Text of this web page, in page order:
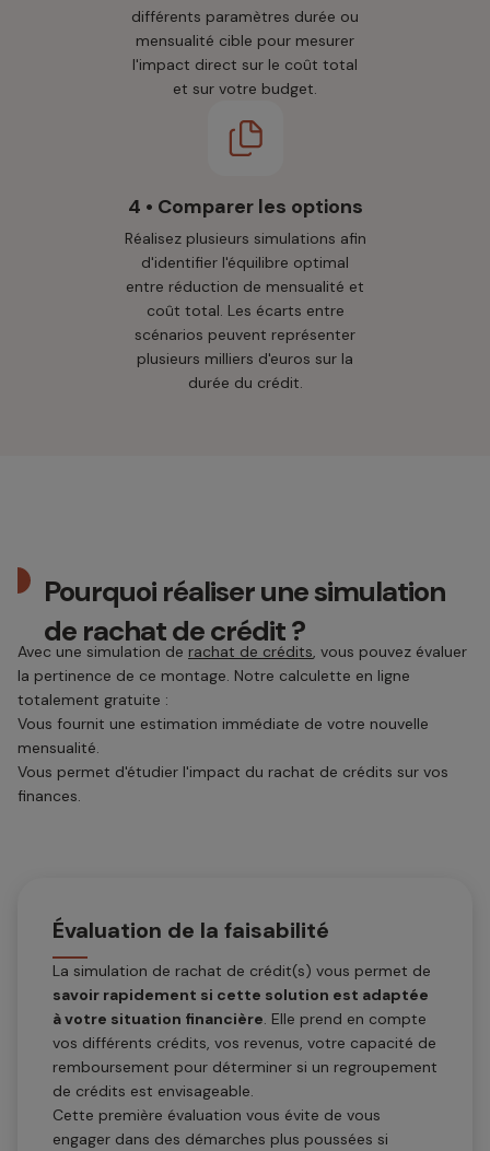
différents paramètres durée ou
mensualité cible pour mesurer
l'impact direct sur le coût total
et sur votre budget.
4 • Comparer les options
Réalisez plusieurs simulations afin
d'identifier l'équilibre optimal
entre réduction de mensualité et
coût total. Les écarts entre
scénarios peuvent représenter
plusieurs milliers d'euros sur la
durée du crédit.
Pourquoi réaliser une simulation
de rachat de crédit ?
Avec une simulation de rachat de crédits, vous pouvez évaluer
la pertinence de ce montage. Notre calculette en ligne
totalement gratuite :
Vous fournit une estimation immédiate de votre nouvelle
mensualité.
Vous permet d'étudier l'impact du rachat de crédits sur vos
finances.
Évaluation de la faisabilité
La simulation de rachat de crédit(s) vous permet de
savoir rapidement si cette solution est adaptée
à votre situation financière. Elle prend en compte
vos différents crédits, vos revenus, votre capacité de
remboursement pour déterminer si un regroupement
de crédits est envisageable.
Cette première évaluation vous évite de vous
engager dans des démarches plus poussées si